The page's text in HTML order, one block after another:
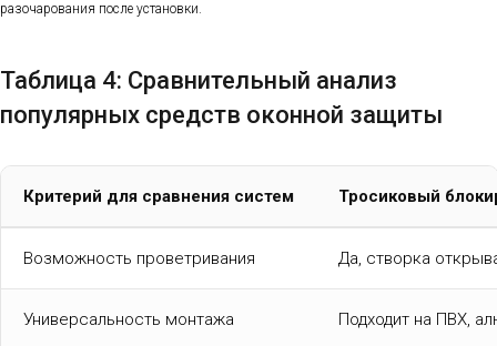
разочарования после установки.
Таблица 4: Сравнительный анализ
популярных средств оконной защиты
Критерий для сравнения систем Тросиковый
Возможность проветривания Да, створка
Универсальность монтажа Подходит на ПВХ,